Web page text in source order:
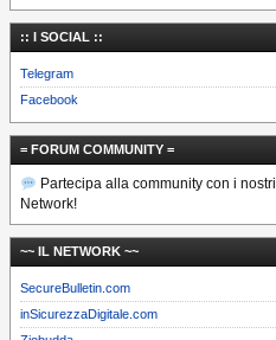
:: I SOCIAL ::
Telegram
Facebook
= FORUM COMMUNITY =
Partecipa alla community con i nostri
Network!
~~ IL NETWORK ~~
SecureBulletin.com
inSicurezzaDigitale.com